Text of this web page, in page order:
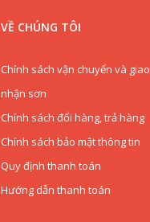
VỀ CHÚNG TÔI
Chính sách vận chuyển và giao
nhận sơn
Chính sách đổi hàng, trả hàng
Chính sách bảo mật thông tin
Quy định thanh toán
Hướng dẫn thanh toán